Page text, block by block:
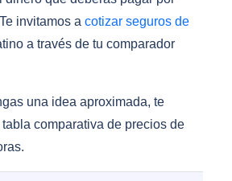
invitamos a cotizar seguros de
a través de tu comparador
una idea aproximada, te
comparativa de precios de